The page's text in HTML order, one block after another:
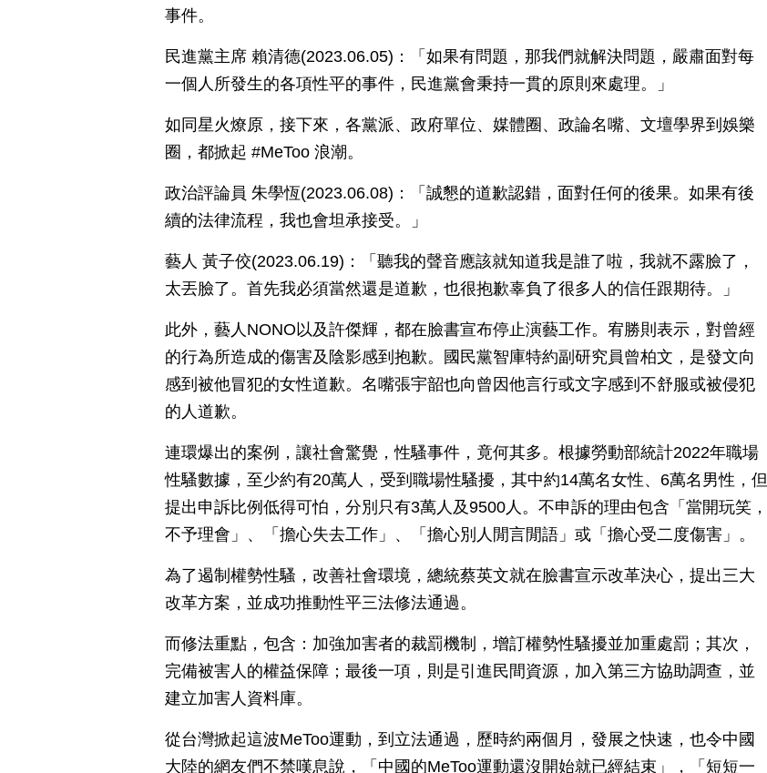
事件。
民進黨主席 賴清德(2023.06.05)：「如果有問題，那我們就解決問題，嚴肅面對每
一個人所發生的各項性平的事件，民進黨會秉持一貫的原則來處理。」
如同星火燎原，接下來，各黨派、政府單位、媒體圈、政論名嘴、文壇學界到娛樂
圈，都掀起 #MeToo 浪潮。
政治評論員 朱學恆(2023.06.08)：「誠懇的道歉認錯，面對任何的後果。如果有後
續的法律流程，我也會坦承接受。」
藝人 黃子佼(2023.06.19)：「聽我的聲音應該就知道我是誰了啦，我就不露臉了，
太丟臉了。首先我必須當然還是道歉，也很抱歉辜負了很多人的信任跟期待。」
此外，藝人NONO以及許傑輝，都在臉書宣布停止演藝工作。宥勝則表示，對曾經
的行為所造成的傷害及陰影感到抱歉。國民黨智庫特約副研究員曾柏文，是發文向
感到被他冒犯的女性道歉。名嘴張宇韶也向曾因他言行或文字感到不舒服或被侵犯
的人道歉。
連環爆出的案例，讓社會驚覺，性騷事件，竟何其多。根據勞動部統計2022年職場
性騷數據，至少約有20萬人，受到職場性騷擾，其中約14萬名女性、6萬名男性，但
提出申訴比例低得可怕，分別只有3萬人及9500人。不申訴的理由包含「當開玩笑，
不予理會」、「擔心失去工作」、「擔心別人閒言閒語」或「擔心受二度傷害」。
為了遏制權勢性騷，改善社會環境，總統蔡英文就在臉書宣示改革決心，提出三大
改革方案，並成功推動性平三法修法通過。
而修法重點，包含：加強加害者的裁罰機制，增訂權勢性騷擾並加重處罰；其次，
完備被害人的權益保障；最後一項，則是引進民間資源，加入第三方協助調查，並
建立加害人資料庫。
從台灣掀起這波MeToo運動，到立法通過，歷時約兩個月，發展之快速，也令中國
大陸的網友們不禁嘆息說，「中國的MeToo運動還沒開始就已經結束」，「短短一